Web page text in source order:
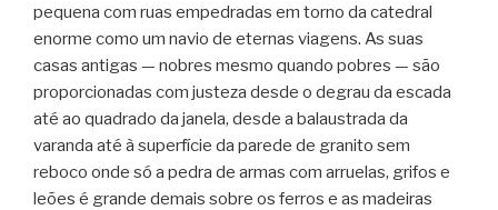
pequena com ruas empedradas em torno da catedral
enorme como um navio de eternas viagens. As suas
casas antigas — nobres mesmo quando pobres — são
proporcionadas com justeza desde o degrau da escada
até ao quadrado da janela, desde a balaustrada da
varanda até à superfície da parede de granito sem
reboco onde só a pedra de armas com arruelas, grifos e
leões é grande demais sobre os ferros e as madeiras